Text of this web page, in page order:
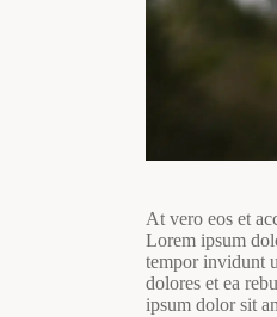
At vero eos et
Lorem ipsum
tempor invidunt
dolores et ea
ipsum dolor sit